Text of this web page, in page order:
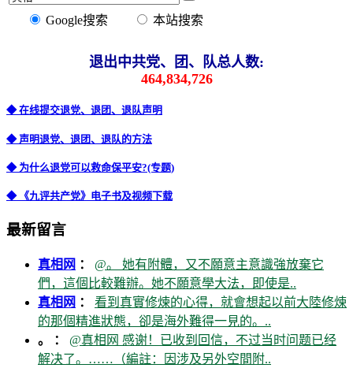
Google搜索 本站搜索
退出中共党、团、队总人数:
464,834,726
◆ 在线提交退党、退团、退队声明
◆ 声明退党、退团、退队的方法
◆ 为什么退党可以救命保平安?(专题)
◆ 《九评共产党》电子书及视频下载
最新留言
真相网 ： @。 她有附體，又不願意主意識強放棄它
們，這個比較難辦。她不願意學大法，即使是..
真相网 ： 看到真實修煉的心得，就會想起以前大陸修煉
的那個精進狀態，卻是海外難得一見的。..
。 ： @真相网 感谢！已收到回信，不过当时问题已经
解决了。……（編註：因涉及另外空間附..